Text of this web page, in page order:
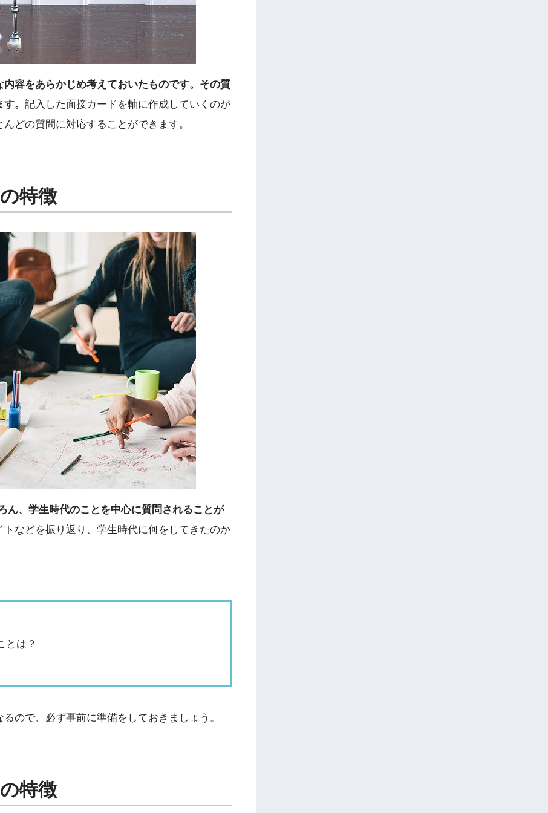
容をあらかじめ考えておいたものです。その質
。 記入した面接カードを軸に作成していくのが
どの質問に対応することができます。
特徴
ん、学生時代のことを中心に質問されることが
などを振り返り、学生時代に何をしてきたのか
とは？
ので、必ず事前に準備をしておきましょう。
特徴